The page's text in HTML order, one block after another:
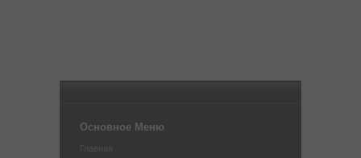
Основное Меню
Главная